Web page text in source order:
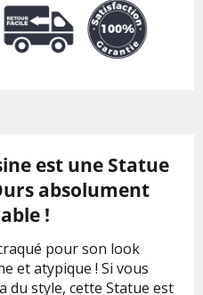
est une Statue
absolument
!
pour son look
et atypique ! Si vous
du style, cette Statue est